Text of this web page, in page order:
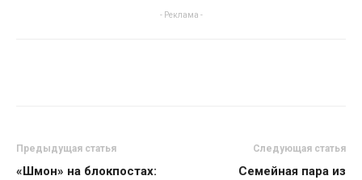
- Реклама -
Предыдущая статья
«Шмон» на блокпостах:
Следующая статья
Семейная пара из